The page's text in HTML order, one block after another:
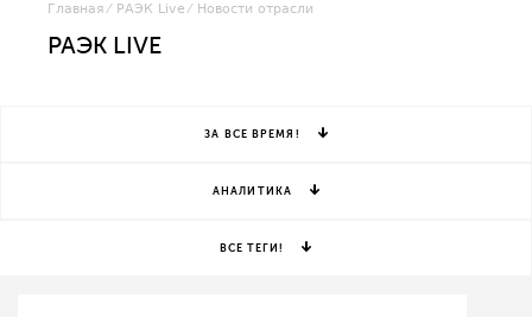
Главная РАЭК Live Новости отрасли
РАЭК LIVE
ЗА ВСЕ ВРЕМЯ!
АНАЛИТИКА
ВСЕ ТЕГИ!